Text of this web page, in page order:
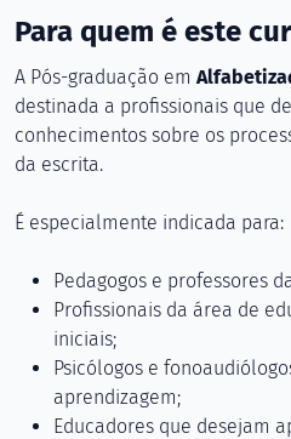
Para quem é este
A Pós-graduação em
destinada a profissionais que
conhecimentos sobre os
da escrita.
É especialmente indicada para:
Pedagogos e professores
Profissionais da área de
iniciais;
Psicólogos e
aprendizagem;
Educadores que desejam